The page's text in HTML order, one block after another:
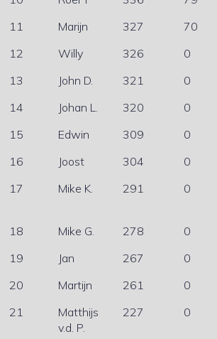
11
Marijn 327 70
12
Willy 326 0
13
John D. 321 0
14
Johan L. 320 0
15
Edwin 309 0
16
Joost 304 0
17
Mike K. 291 0
18 Mike G. 278 0
19
Jan 267 0
20
Martijn 261 0
21
Matthijs
v.d. P.
227 0